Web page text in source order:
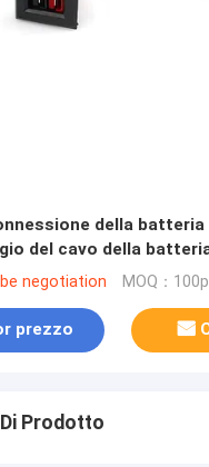
della
del cavo della
negotiation MOQ：
prezzo
Prodotto